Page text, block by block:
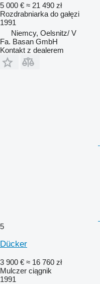
5 000 € ≈ 21 490 zł
Rozdrabniarka do gałęzi
1991
Niemcy, Oelsnitz/ V
Fa. Basan GmbH
Kontakt z dealerem
5
Dücker
3 900 € ≈ 16 760 zł
Mulczer ciągnik
1991